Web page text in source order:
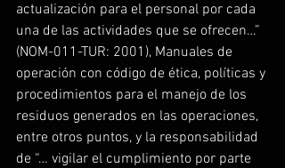
actualización para el personal por cada
una de las actividades que se ofrecen…”
(NOM-011-TUR: 2001), Manuales de
operación con código de ética, políticas y
procedimientos para el manejo de los
residuos generados en las operaciones,
entre otros puntos, y la responsabilidad
de “… vigilar el cumplimiento por parte